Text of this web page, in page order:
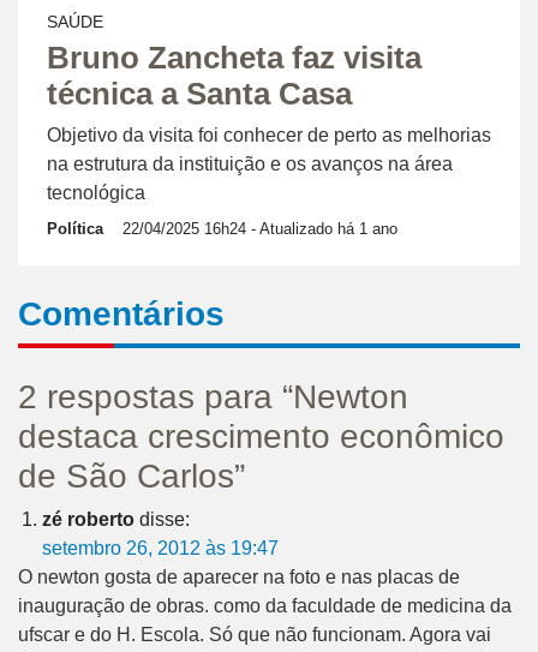
SAÚDE
Bruno Zancheta faz visita
técnica a Santa Casa
Objetivo da visita foi conhecer de perto as melhorias
na estrutura da instituição e os avanços na área
tecnológica
Política 22/04/2025 16h24 - Atualizado há 1 ano
Comentários
2 respostas para “Newton
destaca crescimento econômico
de São Carlos”
zé roberto disse:
setembro 26, 2012 às 19:47
O newton gosta de aparecer na foto e nas placas de
inauguração de obras. como da faculdade de medicina da
ufscar e do H. Escola. Só que não funcionam. Agora vai